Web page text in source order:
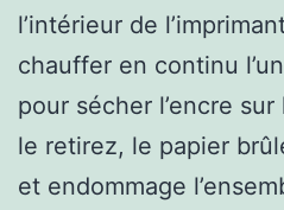
l’intérieur de
chauffer en continu
pour sécher l’encre
le retirez, le papier
et endommage